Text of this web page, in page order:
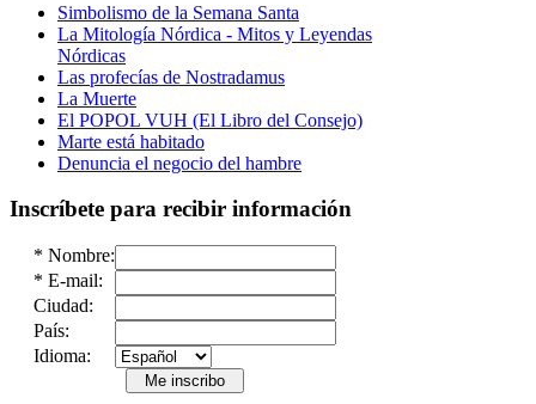
Simbolismo de la Semana Santa
La Mitología Nórdica - Mitos y Leyendas
Nórdicas
Las profecías de Nostradamus
La Muerte
El POPOL VUH (El Libro del Consejo)
Marte está habitado
Denuncia el negocio del hambre
Inscríbete para recibir información
* Nombre:
* E-mail:
Ciudad:
País:
Idioma: